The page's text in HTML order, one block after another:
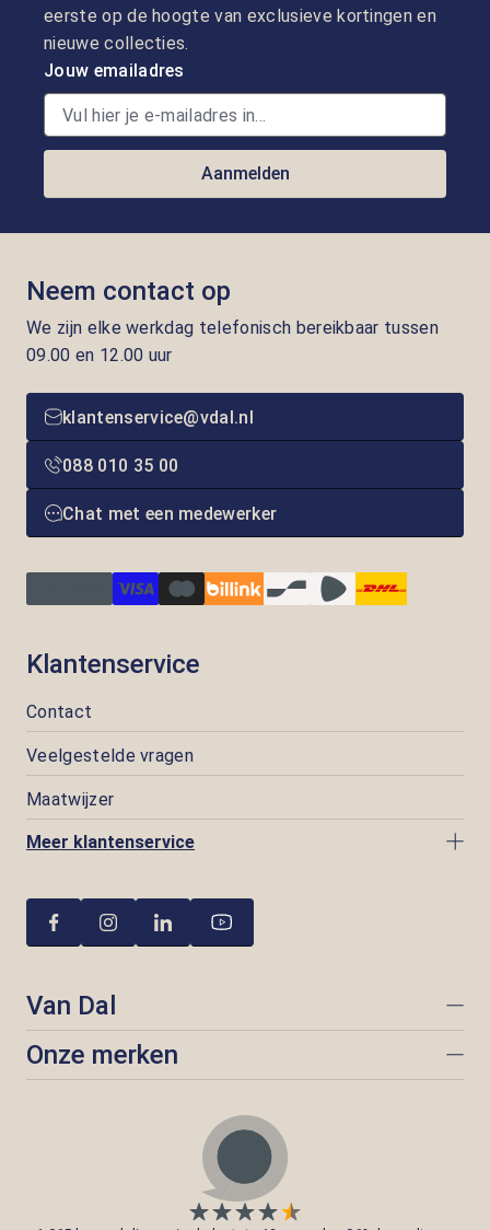
eerste op de hoogte van exclusieve kortingen en
nieuwe collecties.
Jouw emailadres
Aanmelden
Neem contact op
We zijn elke werkdag telefonisch bereikbaar tussen
09.00 en 12.00 uur
klantenservice@vdal.nl
088 010 35 00
Chat met een medewerker
Klantenservice
Contact
Veelgestelde vragen
Maatwijzer
Meer klantenservice
Van Dal
Onze merken